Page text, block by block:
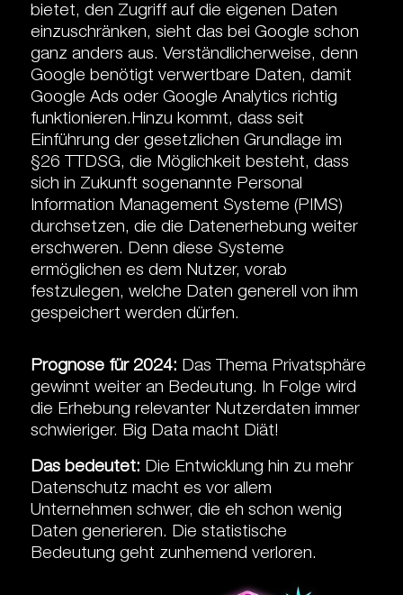
bietet, den Zugriff auf die eigenen Daten
einzuschränken, sieht das bei Google schon
ganz anders aus. Verständlicherweise, denn
Google benötigt verwertbare Daten, damit
Google Ads oder Google Analytics richtig
funktionieren.Hinzu kommt, dass seit
Einführung der gesetzlichen Grundlage im
§26 TTDSG, die Möglichkeit besteht, dass
sich in Zukunft sogenannte Personal
Information Management Systeme (PIMS)
durchsetzen, die die Datenerhebung weiter
erschweren. Denn diese Systeme
ermöglichen es dem Nutzer, vorab
festzulegen, welche Daten generell von ihm
gespeichert werden dürfen.
Prognose für 2024: Das Thema Privatsphäre
gewinnt weiter an Bedeutung. In Folge wird
die Erhebung relevanter Nutzerdaten immer
schwieriger. Big Data macht Diät!
Das bedeutet: Die Entwicklung hin zu mehr
Datenschutz macht es vor allem
Unternehmen schwer, die eh schon wenig
Daten generieren. Die statistische
Bedeutung geht zunhemend verloren.